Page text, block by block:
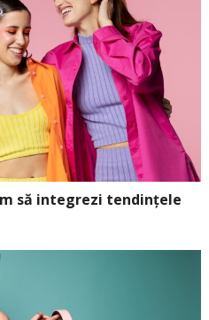
să integrezi tendințele